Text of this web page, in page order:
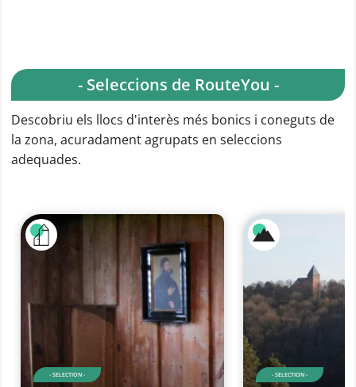
- Seleccions de RouteYou -
Descobriu els llocs d'interès més bonics i coneguts de
la zona, acuradament agrupats en seleccions
adequades.
- SELECTION - - SELECTION -